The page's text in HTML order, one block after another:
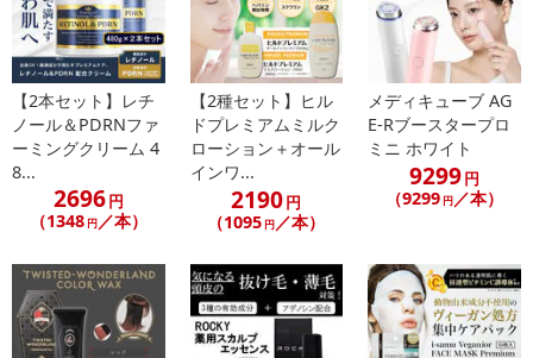
【2本セット】レチ
ノール＆PDRNファ
ーミングクリーム 4
8...
2696円
（1348 円／本）
【2種セット】ヒル
ドプレミアムミルク
ローション＋オール
インワ...
2190円
（1095 円／本）
メディキューブ AG
E-Rブースタープロ
ミニ ホワイト
9299円
（9299 円／本）